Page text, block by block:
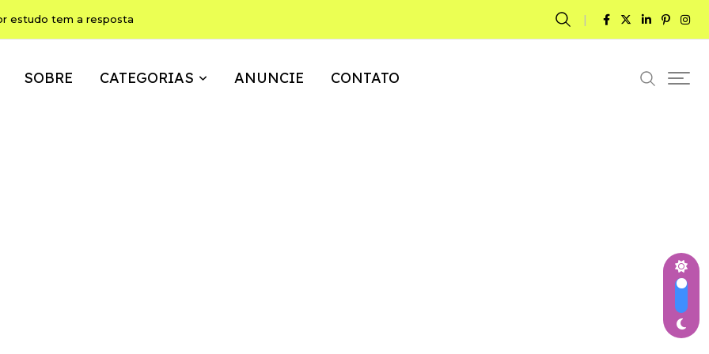
estudo tem a resposta
SOBRE CATEGORIAS ANUNCIE CONTATO